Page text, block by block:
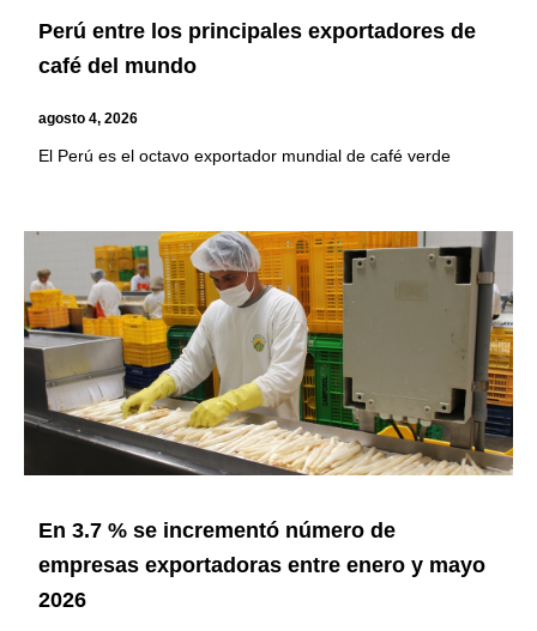
Perú entre los principales exportadores de
café del mundo
agosto 4, 2026
El Perú es el octavo exportador mundial de café verde
En 3.7 % se incrementó número de
empresas exportadoras entre enero y mayo
2026